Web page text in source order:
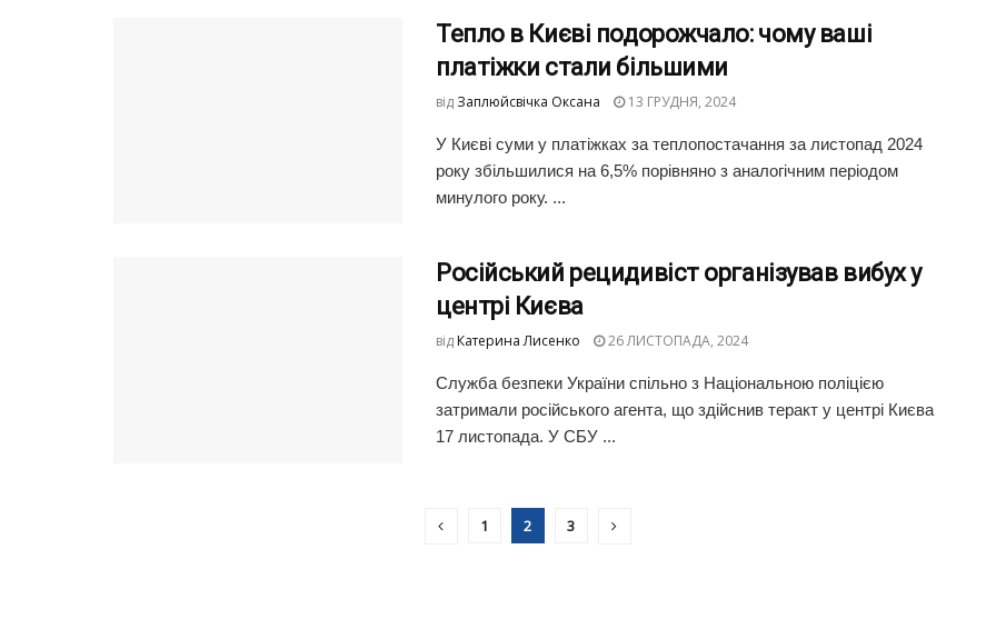
Тепло в Києві подорожчало: чому ваші
платіжки стали більшими
від Заплюйсвічка Оксана 13 ГРУДНЯ, 2024
У Києві суми у платіжках за теплопостачання за листопад 2024
року збільшилися на 6,5% порівняно з аналогічним періодом
минулого року. ...
Російський рецидивіст організував вибух у
центрі Києва
від Катерина Лисенко 26 ЛИСТОПАДА, 2024
Служба безпеки України спільно з Національною поліцією
затримали російського агента, що здійснив теракт у центрі Києва
17 листопада. У СБУ ...
1 2 3